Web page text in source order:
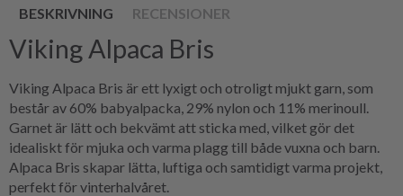
BESKRIVNING RECENSIONER
Viking Alpaca Bris
Viking Alpaca Bris är ett lyxigt och otroligt mjukt garn, som
består av 60% babyalpacka, 29% nylon och 11% merinoull.
Garnet är lätt och bekvämt att sticka med, vilket gör det
idealiskt för mjuka och varma plagg till både vuxna och barn.
Alpaca Bris skapar lätta, luftiga och samtidigt varma projekt,
perfekt för vinterhalvåret.